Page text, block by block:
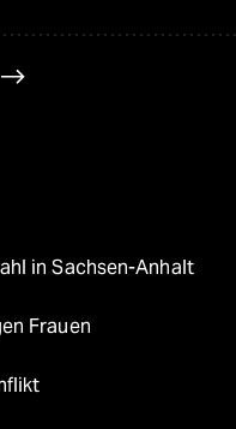
in Sachsen-Anhalt
Frauen